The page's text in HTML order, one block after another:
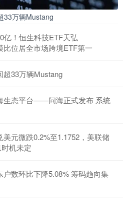
33万辆Mustang
亿！恒生科技ETF天弘
比位居全市场跨境ETF第一
超33万辆Mustang
生态平台——问海正式发布 系统
元微跌0.2%至1.1752，美联储
机未定
数环比下降5.08% 筹码趋向集